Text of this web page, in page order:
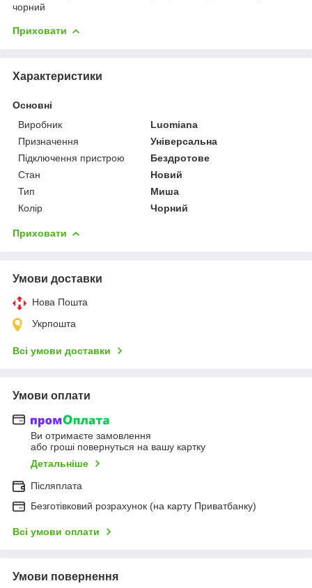
чорний
Приховати
Характеристики
Основні
Виробник
Luomiana
Призначення
Універсальна
Підключення пристрою
Бездротове
Стан
Новий
Тип
Миша
Колір
Чорний
Приховати
Умови доставки
Нова Пошта
Укрпошта
Всі умови доставки
Умови оплати
Ви отримаєте замовлення
або гроші повернуться на вашу картку
Детальніше
Післяплата
Безготівковий розрахунок (на карту Приватбанку)
Всі умови оплати
Умови повернення